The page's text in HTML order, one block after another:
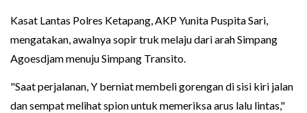
Kasat Lantas Polres Ketapang, AKP Yunita Puspita Sari,
mengatakan, awalnya sopir truk melaju dari arah Simpang
Agoesdjam menuju Simpang Transito.
"Saat perjalanan, Y berniat membeli gorengan di sisi kiri jalan
dan sempat melihat spion untuk memeriksa arus lalu lintas,"